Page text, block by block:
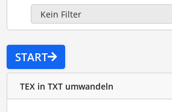
START
TEX in TXT umwandeln